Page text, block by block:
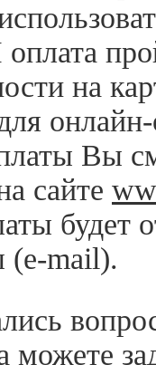
на
Вы
сайте
будет
(e-mail).
можете